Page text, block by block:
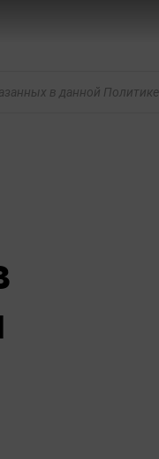
в данной Политике.